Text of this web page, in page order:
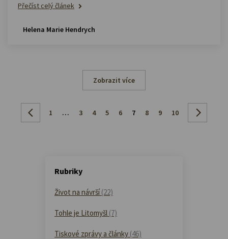
Přečíst celý článek
Helena Marie Hendrych
Zobrazit více
1 … 3 4 5 6 7 8 9 10
Rubriky
Život na návrší(22)
Tohle je Litomyšl (7)
Tiskové zprávy a články (46)